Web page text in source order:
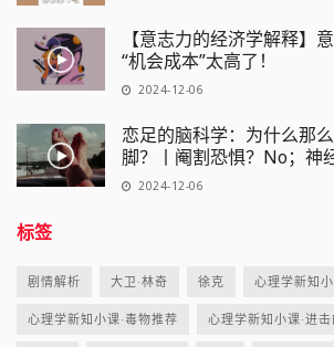
【意志力的经济学解释】
“机会成本”太高了！
2024-12-06
恋足的脑科学：为什么那
脚？丨阉割恐惧？No；神
2024-12-06
标签
剧情解析 大卫·林奇 徐克 心理学新知
心理学新知小课·毒物推荐 心理学新知小课·进